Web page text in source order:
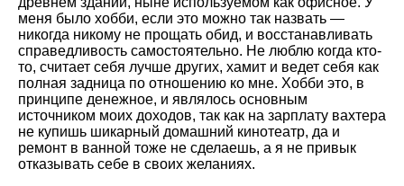
меня было хобби, если это можно так назвать —
никогда никому не прощать обид, и восстанавливать
справедливость самостоятельно. Не люблю когда кто-
то, считает себя лучше других, хамит и ведет себя как
полная задница по отношению ко мне. Хобби это, в
принципе денежное, и являлось основным
источником моих доходов, так как на зарплату вахтера
не купишь шикарный домашний кинотеатр, да и
ремонт в ванной тоже не сделаешь, а я не привык
отказывать себе в своих желаниях.